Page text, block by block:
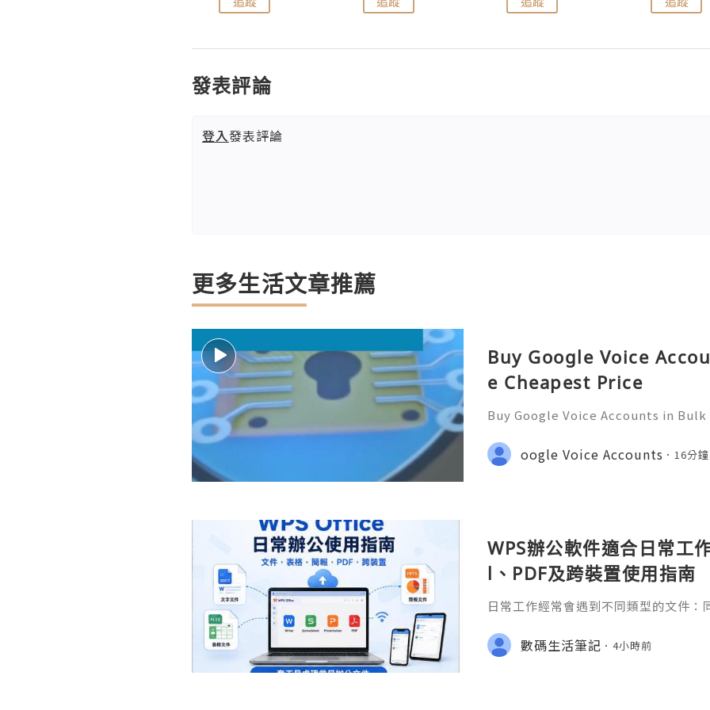
發表評論
登入發表評論
更多生活文章推薦
Buy Google Voice
e Cheapest Price
Buy Google Voice Accounts in
gmail.com 💎 WhatsApp:
marketit 🎮 discord: usamarketit ✅
oogle Voice Accounts 16分
WPS辦公軟件適合日常工
l、PDF及跨裝置使用指南
日常工作經常會遇到不同類型的文件
PDF。 如果每種文件都要使用不同程
少人會接觸 WPS Offic
數碼生活筆記 4小時前